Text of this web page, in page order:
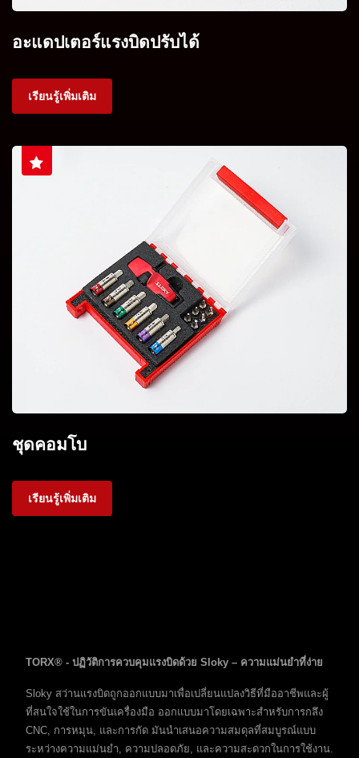
อะแดปเตอร์แรงบิดปรับได้
เรียนรู้เพิ่มเติม
ชุดคอมโบ
เรียนรู้เพิ่มเติม
TORX® - ปฏิวัติการควบคุมแรงบิดด้วย Sloky – ความแม่นยำที่ง่าย
Sloky สว่านแรงบิดถูกออกแบบมาเพื่อเปลี่ยนแปลงวิธีที่มืออาชีพและผู้
ที่สนใจใช้ในการขันเครื่องมือ ออกแบบมาโดยเฉพาะสำหรับการกลึง
CNC, การหมุน, และการกัด มันนำเสนอความสมดุลที่สมบูรณ์แบบ
ระหว่างความแม่นยำ, ความปลอดภัย, และความสะดวกในการใช้งาน.